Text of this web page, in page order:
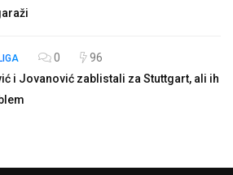
0
96
i Jovanović zablistali za Stuttgart, ali ih